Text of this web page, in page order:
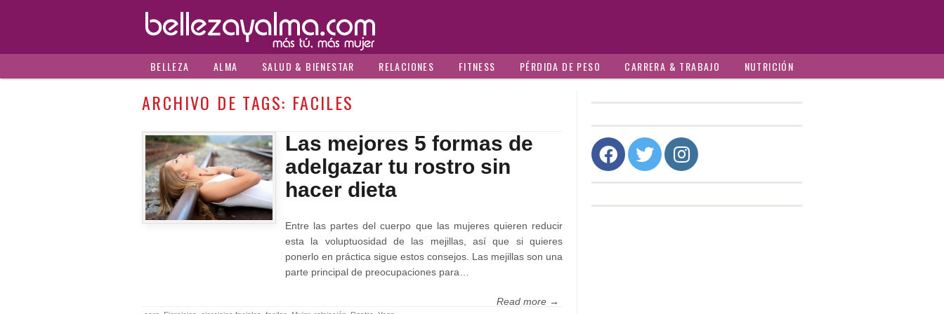
BELLEZA ALMA SALUD & BIENESTAR RELACIONES FITNESS PÉRDIDA DE PESO CARRERA & TRABAJO NUTRICIÓN
ARCHIVO DE TAGS: FACILES
Las mejores 5 formas de
adelgazar tu rostro sin
hacer dieta
Entre las partes del cuerpo que las mujeres quieren reducir
esta la voluptuosidad de las mejillas, así que si quieres
ponerlo en práctica sigue estos consejos. Las mejillas son una
parte principal de preocupaciones para…
Read more →